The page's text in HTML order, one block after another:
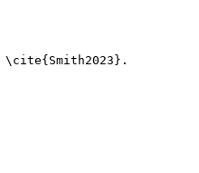
\cite{ Smith2023 }.